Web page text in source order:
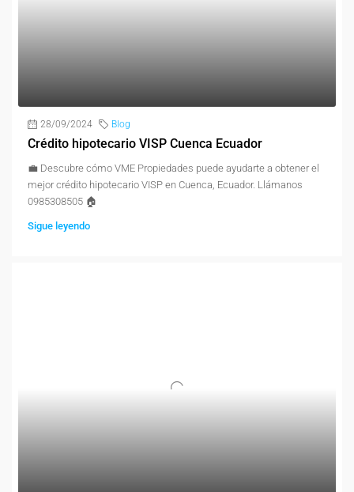
28/09/2024 Blog
Crédito hipotecario VISP Cuenca Ecuador
💼 Descubre cómo VME Propiedades puede ayudarte a obtener el
mejor crédito hipotecario VISP en Cuenca, Ecuador. Llámanos
0985308505 🏠
Sigue leyendo